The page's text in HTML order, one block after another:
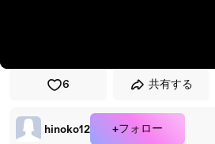
6 共有する
hinoko12 +フォロー